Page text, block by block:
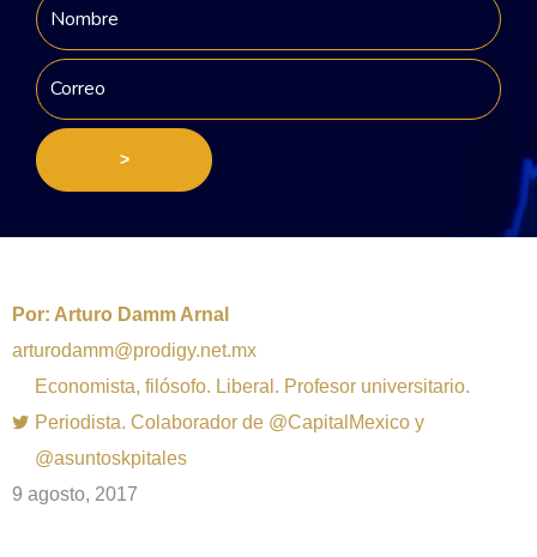
>
Por: Arturo Damm Arnal
arturodamm@prodigy.net.mx
Economista, filósofo. Liberal. Profesor universitario.
Periodista. Colaborador de @CapitalMexico y
@asuntoskpitales
9 agosto, 2017